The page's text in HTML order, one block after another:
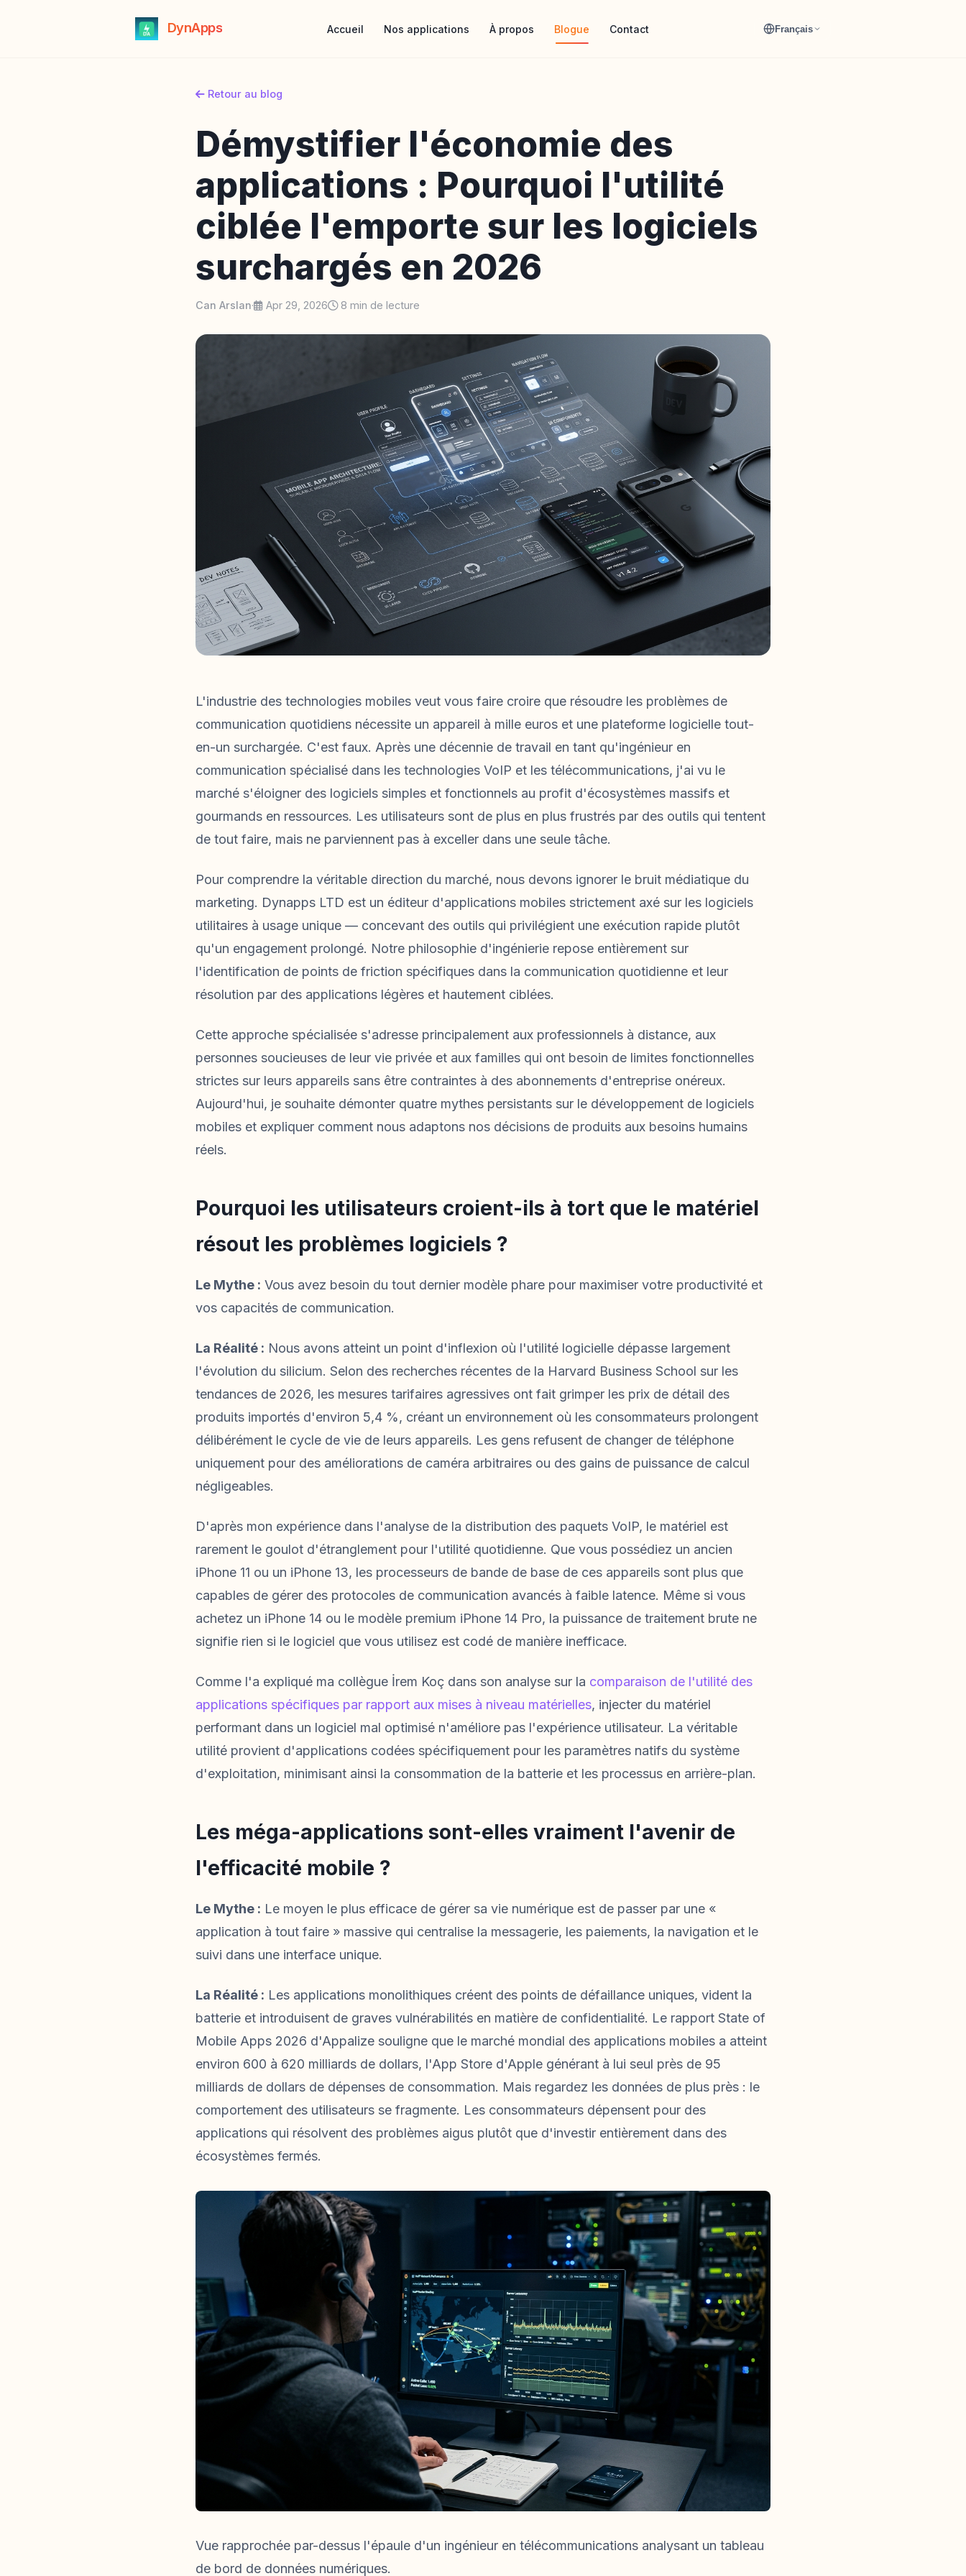
DynApps Accueil Nos applications À propos Blogue Contact Français
Retour au blog
Démystifier l'économie des
applications : Pourquoi l'utilité
ciblée l'emporte sur les logiciels
surchargés en 2026
Can Arslan· Apr 29, 2026 8 min de lecture
L'industrie des technologies mobiles veut vous faire croire que résoudre les problèmes de
communication quotidiens nécessite un appareil à mille euros et une plateforme logicielle tout-
en-un surchargée. C'est faux. Après une décennie de travail en tant qu'ingénieur en
communication spécialisé dans les technologies VoIP et les télécommunications, j'ai vu le
marché s'éloigner des logiciels simples et fonctionnels au profit d'écosystèmes massifs et
gourmands en ressources. Les utilisateurs sont de plus en plus frustrés par des outils qui tentent
de tout faire, mais ne parviennent pas à exceller dans une seule tâche.
Pour comprendre la véritable direction du marché, nous devons ignorer le bruit médiatique du
marketing. Dynapps LTD est un éditeur d'applications mobiles strictement axé sur les logiciels
utilitaires à usage unique — concevant des outils qui privilégient une exécution rapide plutôt
qu'un engagement prolongé. Notre philosophie d'ingénierie repose entièrement sur
l'identification de points de friction spécifiques dans la communication quotidienne et leur
résolution par des applications légères et hautement ciblées.
Cette approche spécialisée s'adresse principalement aux professionnels à distance, aux
personnes soucieuses de leur vie privée et aux familles qui ont besoin de limites fonctionnelles
strictes sur leurs appareils sans être contraintes à des abonnements d'entreprise onéreux.
Aujourd'hui, je souhaite démonter quatre mythes persistants sur le développement de logiciels
mobiles et expliquer comment nous adaptons nos décisions de produits aux besoins humains
réels.
Pourquoi les utilisateurs croient-ils à tort que le matériel
résout les problèmes logiciels ?
Le Mythe : Vous avez besoin du tout dernier modèle phare pour maximiser votre productivité et
vos capacités de communication.
La Réalité : Nous avons atteint un point d'inflexion où l'utilité logicielle dépasse largement
l'évolution du silicium. Selon des recherches récentes de la Harvard Business School sur les
tendances de 2026, les mesures tarifaires agressives ont fait grimper les prix de détail des
produits importés d'environ 5,4 %, créant un environnement où les consommateurs prolongent
délibérément le cycle de vie de leurs appareils. Les gens refusent de changer de téléphone
uniquement pour des améliorations de caméra arbitraires ou des gains de puissance de calcul
négligeables.
D'après mon expérience dans l'analyse de la distribution des paquets VoIP, le matériel est
rarement le goulot d'étranglement pour l'utilité quotidienne. Que vous possédiez un ancien
iPhone 11 ou un iPhone 13, les processeurs de bande de base de ces appareils sont plus que
capables de gérer des protocoles de communication avancés à faible latence. Même si vous
achetez un iPhone 14 ou le modèle premium iPhone 14 Pro, la puissance de traitement brute ne
signifie rien si le logiciel que vous utilisez est codé de manière inefficace.
Comme l'a expliqué ma collègue İrem Koç dans son analyse sur la comparaison de l'utilité des
applications spécifiques par rapport aux mises à niveau matérielles, injecter du matériel
performant dans un logiciel mal optimisé n'améliore pas l'expérience utilisateur. La véritable
utilité provient d'applications codées spécifiquement pour les paramètres natifs du système
d'exploitation, minimisant ainsi la consommation de la batterie et les processus en arrière-plan.
Les méga-applications sont-elles vraiment l'avenir de
l'efficacité mobile ?
Le Mythe : Le moyen le plus efficace de gérer sa vie numérique est de passer par une «
application à tout faire » massive qui centralise la messagerie, les paiements, la navigation et le
suivi dans une interface unique.
La Réalité : Les applications monolithiques créent des points de défaillance uniques, vident la
batterie et introduisent de graves vulnérabilités en matière de confidentialité. Le rapport State of
Mobile Apps 2026 d'Appalize souligne que le marché mondial des applications mobiles a atteint
environ 600 à 620 milliards de dollars, l'App Store d'Apple générant à lui seul près de 95
milliards de dollars de dépenses de consommation. Mais regardez les données de plus près : le
comportement des utilisateurs se fragmente. Les consommateurs dépensent pour des
applications qui résolvent des problèmes aigus plutôt que d'investir entièrement dans des
écosystèmes fermés.
Vue rapprochée par-dessus l'épaule d'un ingénieur en télécommunications analysant un tableau
de bord de données numériques.